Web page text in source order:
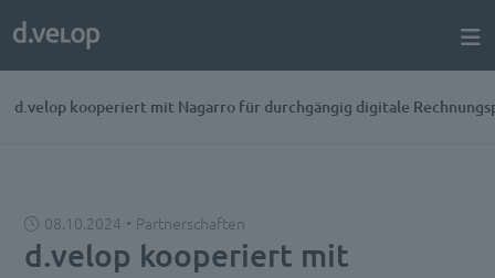
d.velop kooperiert mit Nagarro für durchgängig digitale
08.10.2024 Partnerschaften
d.velop kooperiert mit